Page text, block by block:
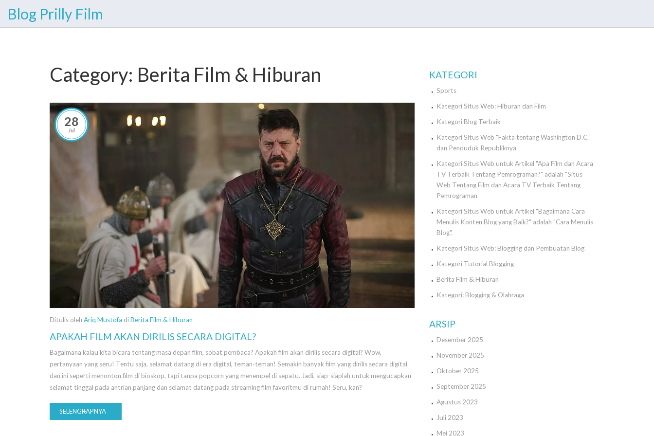
Blog Prilly Film
Category: Berita Film & Hiburan
28
Jul
Ditulis oleh Ariq Mustofa diBerita Film & Hiburan
APAKAH FILM AKAN DIRILIS SECARA DIGITAL?
Bagaimana kalau kita bicara tentang masa depan film, sobat pembaca? Apakah film akan dirilis secara digital? Wow,
pertanyaan yang seru! Tentu saja, selamat datang di era digital, teman-teman! Semakin banyak film yang dirilis secara digital
dan ini seperti menonton film di bioskop, tapi tanpa popcorn yang menempel di sepatu. Jadi, siap-siaplah untuk mengucapkan
selamat tinggal pada antrian panjang dan selamat datang pada streaming film favoritmu di rumah! Seru, kan?
SELENGKAPNYA
KATEGORI
Sports
Kategori Situs Web: Hiburan dan Film
Kategori Blog Terbaik
Kategori Situs Web "Fakta tentang Washington D.C.
dan Penduduk Republiknya
Kategori Situs Web untuk Artikel "Apa Film dan Acara
TV Terbaik Tentang Pemrograman?" adalah "Situs
Web Tentang Film dan Acara TV Terbaik Tentang
Pemrograman
Kategori Situs Web untuk Artikel "Bagaimana Cara
Menulis Konten Blog yang Baik?" adalah "Cara Menulis
Blog".
Kategori Situs Web: Blogging dan Pembuatan Blog
Kategori Tutorial Blogging
Berita Film & Hiburan
Kategori: Blogging & Olahraga
ARSIP
Desember 2025
November 2025
Oktober 2025
September 2025
Agustus 2023
Juli 2023
Mei 2023